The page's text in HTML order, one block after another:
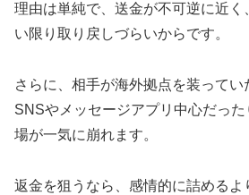
理由は単純で、送金が不可逆に近く
い限り取り戻しづらいからです。
さらに、相手が海外拠点を装って
SNSやメッセージアプリ中心だっ
場が一気に崩れます。
返金を狙うなら、感情的に詰めるよ